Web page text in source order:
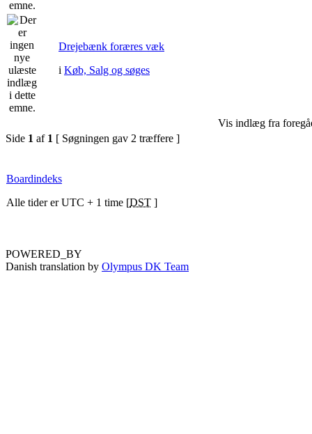
Drejebænk foræres væk
i Køb, Salg og søges
Vis indlæg fra
Side 1 af 1 [ Søgningen gav 2 træffere ]
Boardindeks
Alle tider er UTC + 1 time [DST ]
POWERED_BY
Danish translation by Olympus DK Team